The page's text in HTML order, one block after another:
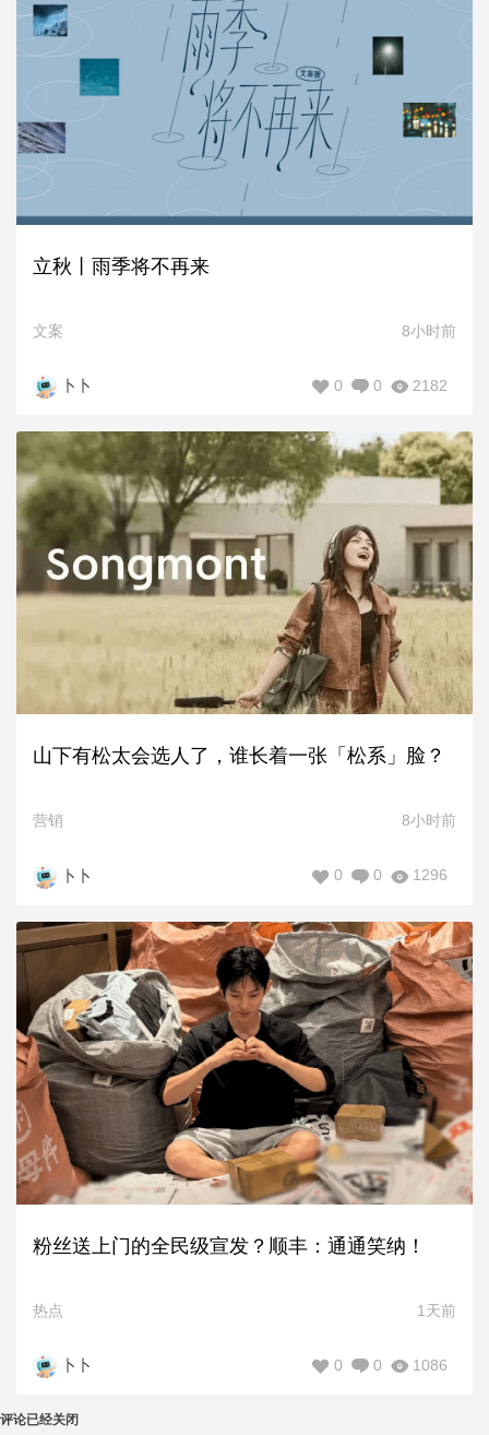
立秋丨雨季将不再来
文案 8小时前
卜卜 2182
0
0
山下有松太会选人了，谁长着一张「松系」脸？
营销 8小时前
卜卜 1296
0
0
粉丝送上门的全民级宣发？顺丰：通通笑纳！
热点 1天前
卜卜 1086
0
0
评论已经关闭